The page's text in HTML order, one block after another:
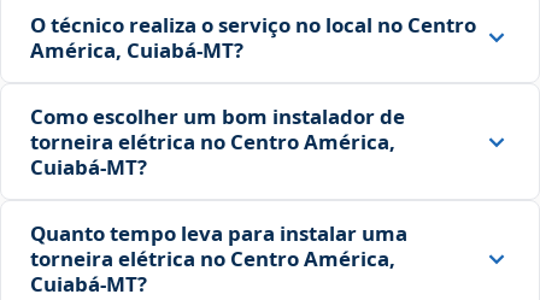
O técnico realiza o serviço no local no Centro
América, Cuiabá‑MT?
Como escolher um bom instalador de
torneira elétrica no Centro América,
Cuiabá‑MT?
Quanto tempo leva para instalar uma
torneira elétrica no Centro América,
Cuiabá‑MT?